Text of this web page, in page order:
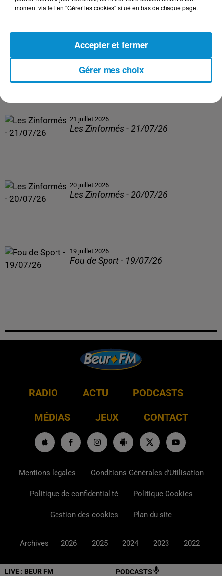
LIVE : BEUR FM PODCASTS
21 juillet 2026
Les Zinformés - 21/07/26
20 juillet 2026
Les Zinformés - 20/07/26
19 juillet 2026
Fou de Sport - 19/07/26
RADIO ACTU PODCASTS
MÉDIAS JEUX CONTACT
Mentions légales Conditions Générales d'Utilisation
Politique de confidentialité Politique Cookies
Gestion des cookies Plan du site
Archives 2026 2025 2024 2023 2022
moment via le lien "Gérer les cookies" situé en bas de chaque page.
Gérer mes choix
Accepter et fermer